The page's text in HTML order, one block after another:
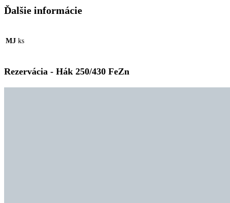
Ďalšie informácie
MJ ks
Rezervácia - Hák 250/430 FeZn